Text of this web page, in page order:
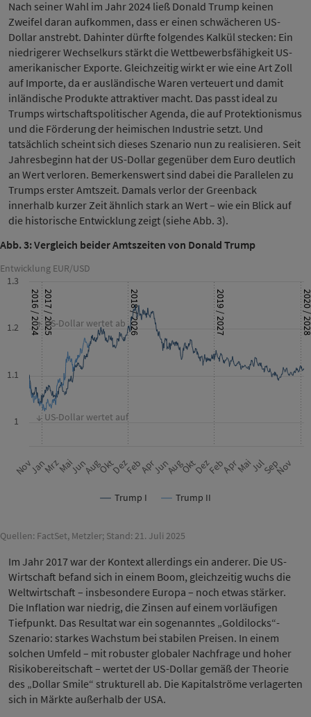
Nach seiner Wahl im Jahr 2024 ließ Donald Trump keinen
Zweifel daran aufkommen, dass er einen schwächeren US-
Dollar anstrebt. Dahinter dürfte folgendes Kalkül stecken: Ein
niedrigerer Wechselkurs stärkt die Wettbewerbsfähigkeit US-
amerikanischer Exporte. Gleichzeitig wirkt er wie eine Art Zoll
auf Importe, da er ausländische Waren verteuert und damit
inländische Produkte attraktiver macht. Das passt ideal zu
Trumps wirtschaftspolitischer Agenda, die auf Protektionismus
und die Förderung der heimischen Industrie setzt. Und
tatsächlich scheint sich dieses Szenario nun zu realisieren. Seit
Jahresbeginn hat der US-Dollar gegenüber dem Euro deutlich
an Wert verloren. Bemerkenswert sind dabei die Parallelen zu
Trumps erster Amtszeit. Damals verlor der Greenback
innerhalb kurzer Zeit ähnlich stark an Wert – wie ein Blick auf
die historische Entwicklung zeigt (siehe Abb. 3).
Abb. 3: Vergleich beider Amtszeiten von Donald Trump
Entwicklung EUR/USD
2016 / 20242017 / 2025 2018 / 2026 2019 / 2027
↓ US-Dollar wertet auf
↑ US-Dollar wertet ab
Trump I Trump II
NovJanMrzMaiJunAugOktDezFebAprJunAugOktDezFebAprMaiJulSepNov
1
1.1
1.2
1.3
Quellen: FactSet, Metzler; Stand: 21. Juli 2025
Im Jahr 2017 war der Kontext allerdings ein anderer. Die US-
Wirtschaft befand sich in einem Boom, gleichzeitig wuchs die
Weltwirtschaft – insbesondere Europa – noch etwas stärker.
Die Inflation war niedrig, die Zinsen auf einem vorläufigen
Tiefpunkt. Das Resultat war ein sogenanntes „Goldilocks“-
Szenario: starkes Wachstum bei stabilen Preisen. In einem
solchen Umfeld – mit robuster globaler Nachfrage und hoher
Risikobereitschaft – wertet der US-Dollar gemäß der Theorie
des „Dollar Smile“ strukturell ab. Die Kapitalströme verlagerten
sich in Märkte außerhalb der USA.